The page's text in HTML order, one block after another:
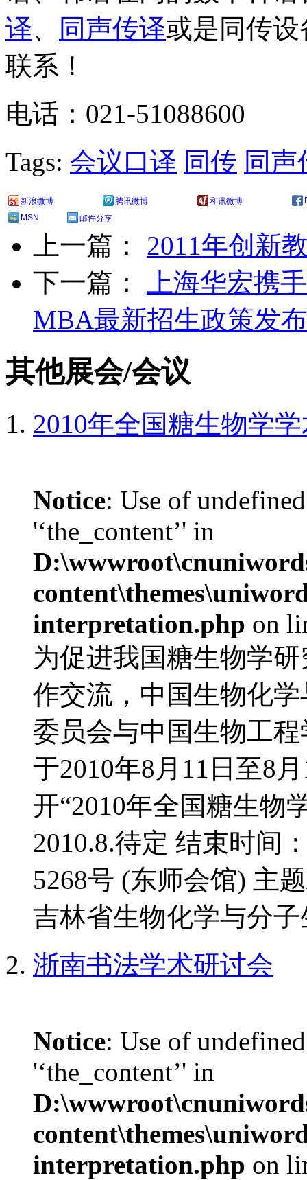
译、 同声传译或是同传
联系！
电话：021-51088600
Tags: 会议口译 同传 同声
新浪微博 腾讯微博 和讯微博
MSN
邮件分享
上一篇： 2011年创新
下一篇：
上海华宏携
MBA最新招生政策发
其他展会/会议
2010年全国糖生物学
Notice: Use of
'‘the_content’' in
interpretation.php on
为促进我国糖生物学
作交流，中国生物化
委员会与中国生物工
于2010年8月11日至8
开“2010年全国糖生物
2010.8.待定 结束时间
5268号 (东师会馆) 主
吉林省生物化学与分
浙南书法学术研讨会
Notice: Use of
'‘the_content’' in
interpretation.php on